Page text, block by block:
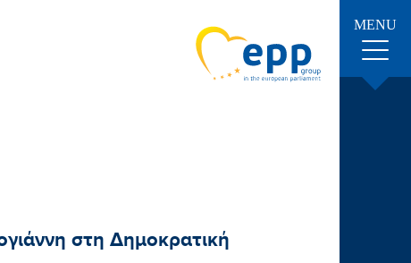
MENU
στη Δημοκρατική